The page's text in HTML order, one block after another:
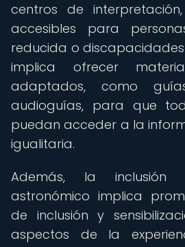
centros de
accesibles para
reducida o discapacidades
implica ofrecer
adaptados, como
audioguías, para que
puedan acceder a la
igualitaria.
Además, la
astronómico implica
de inclusión y
aspectos de la